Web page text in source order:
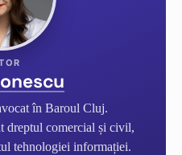
în Baroul Cluj.
dreptul comercial și civil,
tehnologiei informației.